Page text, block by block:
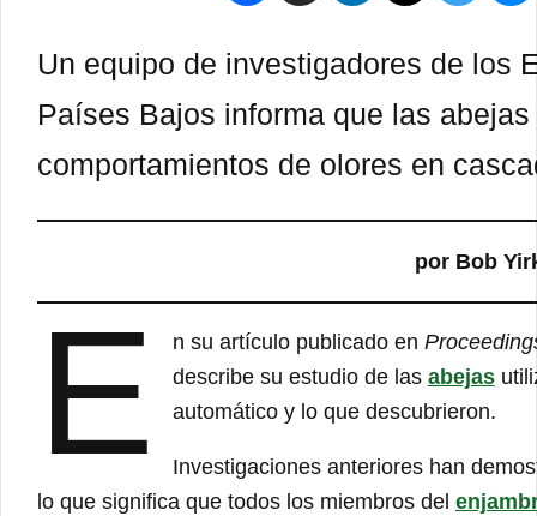
Un equipo de investigadores de los
Países Bajos informa que las
comportamientos de olores en
por Bob
E n su artículo publicado en
describe su estudio de las abejas
automático y lo que descubrieron.
Investigaciones anteriores han
lo que significa que todos los miembros del